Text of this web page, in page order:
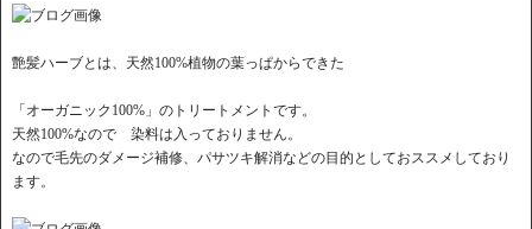
艶髪ハーブとは、天然100%植物の葉っぱからできた
「オーガニック100%」のトリートメントです。
天然100%なので 染料は入っておりません。
なので毛先のダメージ補修、パサツキ解消などの目的としておススメしており
ます。